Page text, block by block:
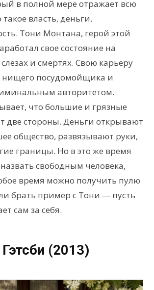
в полной мере отражает всю
такое власть, деньги,
Тони Монтана, герой этой
свое состояние на
и смертях. Свою карьеру
нищего посудомойщика и
авторитетом.
что большие и грязные
две стороны. Деньги открывают
общество, развязывают руки,
границы. Но в это же время
свободным человека,
время можно получить пулю
брать пример с Тони — пусть
сам за себя.
(2013)